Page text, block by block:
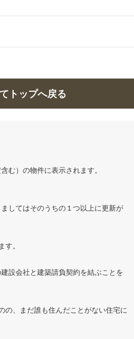
トップへ戻る
む）の物件に表示されます。
してはそのうちの１つ以上に更新が
。
設会社と建築請負契約を結ぶことを
の、まだ誰も住んだことがない住宅に